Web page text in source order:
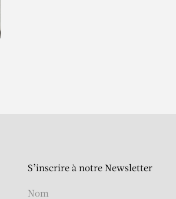
S’inscrire à notre Newsletter